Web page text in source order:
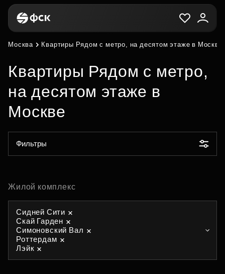
Москва Квартиры Рядом с метро, на десятом этаже в Москве
Квартиры Рядом с метро,
на десятом этаже в
Москве
Фильтры
Жилой комплекс
Сидней Сити
Скай Гарден
Симоновский Вал
Роттердам
Лэйк